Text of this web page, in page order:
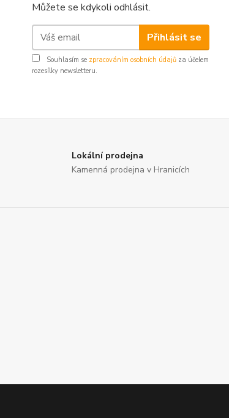
Můžete se kdykoli odhlásit.
Přihlásit se
Souhlasím se zpracováním osobních údajů za účelem
rozesílky newsletteru.
Lokální prodejna
Kamenná prodejna v Hranicích